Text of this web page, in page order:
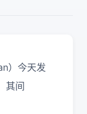
）今天发
其间